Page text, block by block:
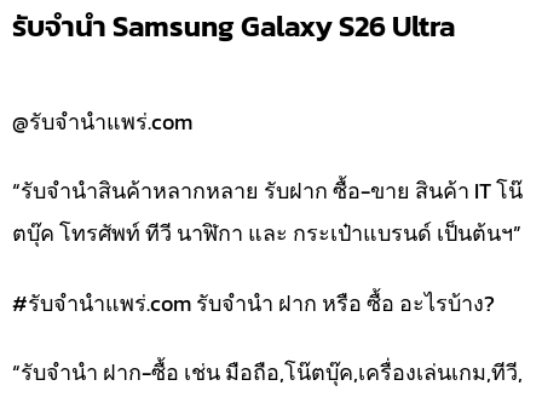
รับจำนำ Samsung Galaxy S26 Ultra
@รับจำนำแพร่.com
“รับจำนำสินค้าหลากหลาย รับฝาก ซื้อ-ขาย สินค้า IT โน๊
ตบุ๊ค โทรศัพท์ ทีวี นาฬิกา และ กระเป๋าแบรนด์ เป็นต้นฯ”
#รับจํานําแพร่.com รับจำนำ ฝาก หรือ ซื้อ อะไรบ้าง?
“รับจำนำ ฝาก-ซื้อ เช่น มือถือ,โน๊ตบุ๊ค,เครื่องเล่นเกม,ทีวี,